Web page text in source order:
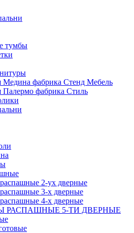
тумбы
Медина фабрика Стенд Мебель
Палермо фабрика Стиль
2-ух дверные
3-х дверные
4-х дверные
РАСПАШНЫЕ 5-ТИ ДВЕРНЫЕ